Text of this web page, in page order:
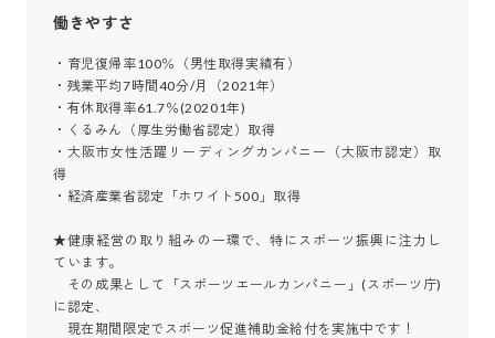
働きやすさ
・育児復帰率100％（男性取得実績有）
・残業平均7時間40分/月（2021年）
・有休取得率61.7％(20201年)
・くるみん（厚生労働省認定）取得
・大阪市女性活躍リーディングカンパニー（大阪市認定）取
得
・経済産業省認定「ホワイト500」取得
★健康経営の取り組みの一環で、特にスポーツ振興に注力し
ています。
その成果として「スポーツエールカンパニー」(スポーツ庁)
に認定、
現在期間限定でスポーツ促進補助金給付を実施中です！